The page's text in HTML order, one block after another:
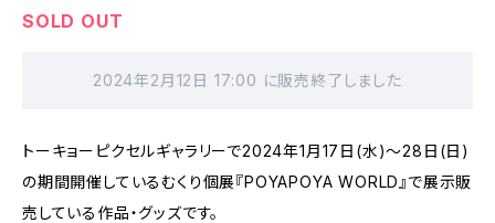
SOLD OUT
2024年2月12日 17:00 に販売終了しました
トーキョーピクセルギャラリーで2024年1月17日(水)〜28日(日)
の期間開催しているむくり個展『POYAPOYA WORLD』で展示販
売している作品・グッズです。